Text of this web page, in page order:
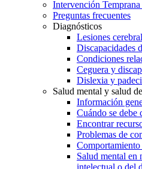
Intervención
Preguntas frecuentes
Diagnósticos
Lesiones
Discapacidades
Condiciones
Ceguera y
Dislexia y
Salud mental y salud
Información
Cuándo se debe
Encontrar
Problemas de
Salud mental en
intelectual o del